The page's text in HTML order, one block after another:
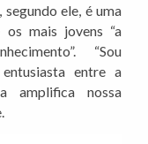
ele, é uma
mais jovens “a
“Sou
entre a
amplifica nossa